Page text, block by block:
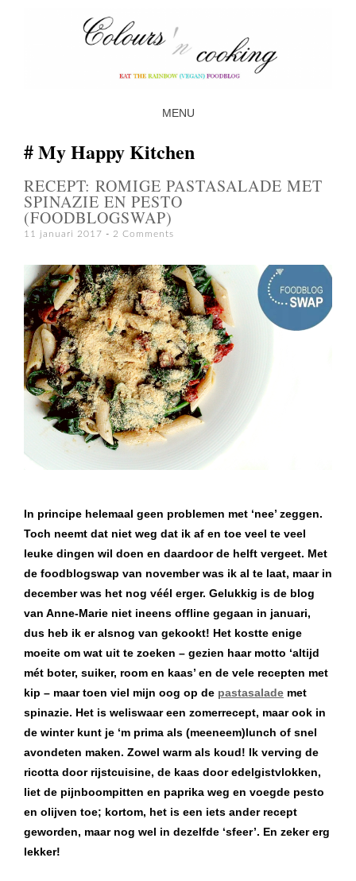
MENU
My Happy Kitchen
RECEPT: ROMIGE PASTASALADE MET
SPINAZIE EN PESTO
(FOODBLOGSWAP)
11 januari 2017 2 Comments
In principe helemaal geen problemen met ‘nee’ zeggen.
Toch neemt dat niet weg dat ik af en toe veel te veel
leuke dingen wil doen en daardoor de helft vergeet. Met
de foodblogswap van november was ik al te laat, maar in
december was het nog véél erger. Gelukkig is de blog
van Anne-Marie niet ineens offline gegaan in januari,
dus heb ik er alsnog van gekookt! Het kostte enige
moeite om wat uit te zoeken – gezien haar motto ‘altijd
mét boter, suiker, room en kaas’ en de vele recepten met
kip – maar toen viel mijn oog op de pastasalade met
spinazie. Het is weliswaar een zomerrecept, maar ook in
de winter kunt je ‘m prima als (meeneem)lunch of snel
avondeten maken. Zowel warm als koud! Ik verving de
ricotta door rijstcuisine, de kaas door edelgistvlokken,
liet de pijnboompitten en paprika weg en voegde pesto
en olijven toe; kortom, het is een iets ander recept
geworden, maar nog wel in dezelfde ‘sfeer’. En zeker erg
lekker!